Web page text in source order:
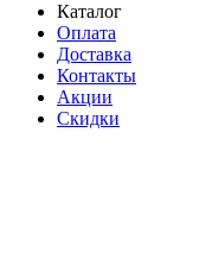
Каталог
Оплата
Доставка
Контакты
Акции
Скидки